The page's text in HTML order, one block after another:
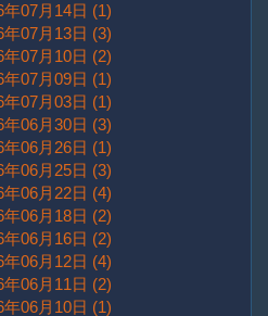
年07月14日 (1)
年07月13日 (3)
年07月10日 (2)
年07月09日 (1)
年07月03日 (1)
年06月30日 (3)
年06月26日 (1)
年06月25日 (3)
年06月22日 (4)
年06月18日 (2)
年06月16日 (2)
年06月12日 (4)
年06月11日 (2)
年06月10日 (1)